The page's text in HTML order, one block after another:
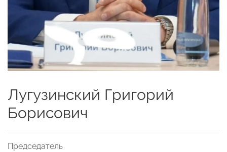
Лугузинский Григорий
Борисович
Председатель